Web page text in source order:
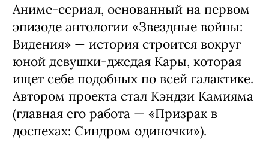
Аниме-сериал, основанный на первом
эпизоде антологии «Звездные войны:
Видения» — история строится вокруг
юной девушки-джедая Кары, которая
ищет себе подобных по всей галактике.
Автором проекта стал Кэндзи Камияма
(главная его работа — «Призрак в
доспехах: Синдром одиночки»).